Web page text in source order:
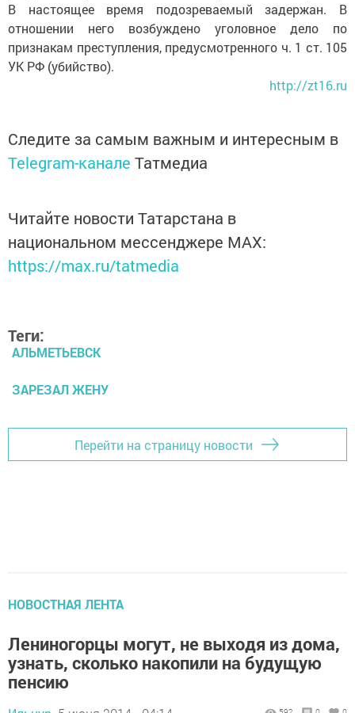
В настоящее время подозреваемый задержан. В
отношении него возбуждено уголовное дело по
признакам преступления, предусмотренного ч. 1 ст. 105
УК РФ (убийство).
http://zt16.ru
Следите за самым важным и интересным в
Telegram-канале Татмедиа
Читайте новости Татарстана в
национальном мессенджере MАХ:
https://max.ru/tatmedia
Теги:
АЛЬМЕТЬЕВСК
ЗАРЕЗАЛ ЖЕНУ
Перейти на страницу новости
НОВОСТНАЯ ЛЕНТА
Лениногорцы могут, не выходя из дома,
узнать, сколько накопили на будущую
пенсию